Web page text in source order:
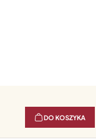
DO KOSZYKA